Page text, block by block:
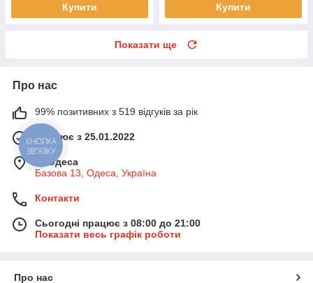
Купити Купити
Показати ще
Про нас
99% позитивних з 519 відгуків за рік
Працює з 25.01.2022
м. Одеса
Базова 13, Одеса, Україна
Контакти
Сьогодні працює з 08:00 до 21:00
Показати весь графік роботи
Про нас
КНОПКА
ЗВ'ЯЗКУ